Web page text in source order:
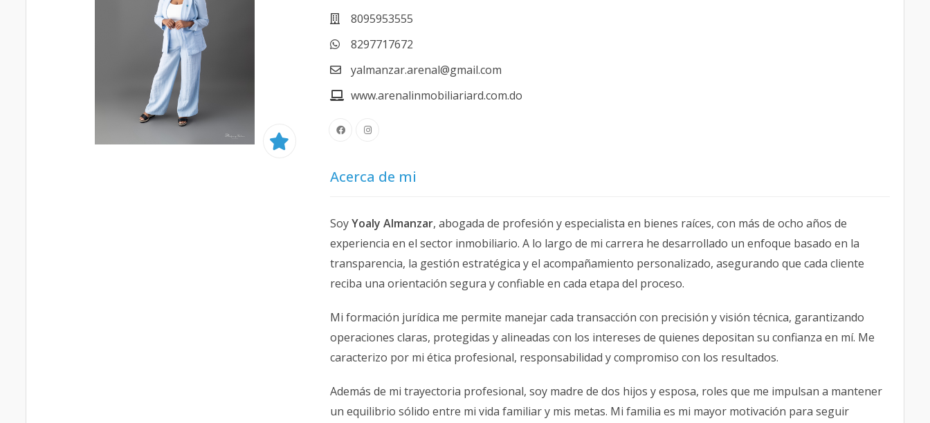
8095953555
8297717672
yalmanzar.arenal@gmail.com
www.arenalinmobiliariard.com.do
Acerca de mi
SoyYoaly Almanzar, abogada de profesión y especialista en bienes raíces, con más de ocho años de
experiencia en el sector inmobiliario. A lo largo de mi carrera he desarrollado un enfoque basado en la
transparencia, la gestión estratégica y el acompañamiento personalizado, asegurando que cada cliente
reciba una orientación segura y confiable en cada etapa del proceso.
Mi formación jurídica me permite manejar cada transacción con precisión y visión técnica, garantizando
operaciones claras, protegidas y alineadas con los intereses de quienes depositan su confianza en mí. Me
caracterizo por mi ética profesional, responsabilidad y compromiso con los resultados.
Además de mi trayectoria profesional, soy madre de dos hijos y esposa, roles que me impulsan a mantener
un equilibrio sólido entre mi vida familiar y mis metas. Mi familia es mi mayor motivación para seguir